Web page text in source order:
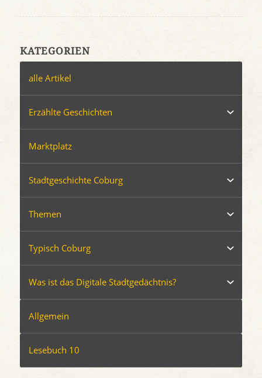
KATEGORIEN
alle Artikel
Erzählte Geschichten
Marktplatz
Stadtgeschichte Coburg
Themen
Typisch Coburg
Was ist das Digitale Stadtgedächtnis?
Allgemein
Lesebuch 10